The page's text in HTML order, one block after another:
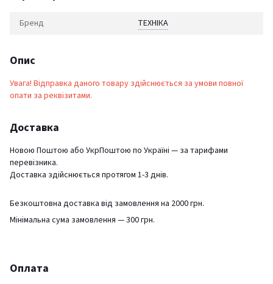
Бренд ТЕХНІКА
Опис
Увага! Відправка даного товару здійснюється за умови повної
опати за реквізитами.
Доставка
Новою Поштою або УкрПоштою по Україні — за тарифами
перевізника.
Доставка здійснюється протягом 1-3 днів.
Безкоштовна доставка від замовлення на 2000 грн.
Мінімальна сума замовлення — 300 грн.
Оплата